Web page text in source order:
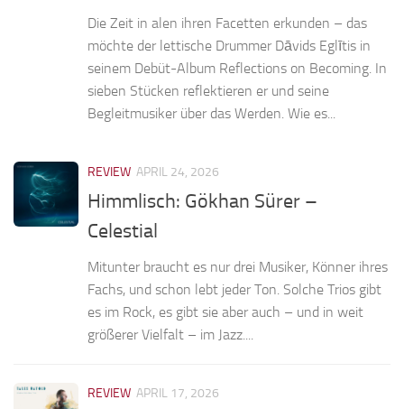
Die Zeit in alen ihren Facetten erkunden – das
möchte der lettische Drummer Dāvids Eglītis in
seinem Debüt-Album Reflections on Becoming. In
sieben Stücken reflektieren er und seine
Begleitmusiker über das Werden. Wie es...
REVIEW APRIL 24, 2026
Himmlisch: Gökhan Sürer –
Celestial
Mitunter braucht es nur drei Musiker, Könner ihres
Fachs, und schon lebt jeder Ton. Solche Trios gibt
es im Rock, es gibt sie aber auch – und in weit
größerer Vielfalt – im Jazz....
REVIEW APRIL 17, 2026